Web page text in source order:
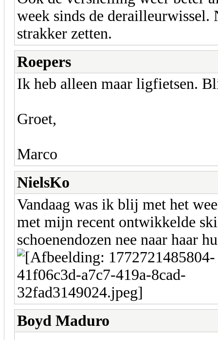
week sinds de derailleurwissel.
strakker zetten.
Roepers
Ik heb alleen maar ligfietsen.
Groet,
Marco
NielsKo
Vandaag was ik blij met het
met mijn recent ontwikkelde
schoenendozen nee naar haar
Boyd Maduro